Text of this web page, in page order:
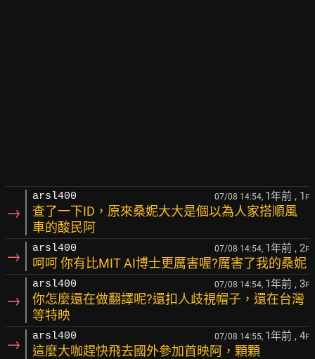
→
arsl400 07/08 14:54, 1年前 , 1 F
查了一下ID，原來桑妮大大是個以為人家搭順風
車的酸民阿
→ arsl400 07/08 14:54, 1年前 , 2F
呵呵 你有比MIT AI博士更厲害喔?厲害了我的桑妮
→
arsl400 07/08 14:54, 1年前 , 3F
你怎麼還在做翻譯呢?還扣人歧視帽子，還在台灣
等特映
→ arsl400 07/08 14:55, 1年前 , 4F
這麼大咖趕快飛去國外參加首映阿，顆顆